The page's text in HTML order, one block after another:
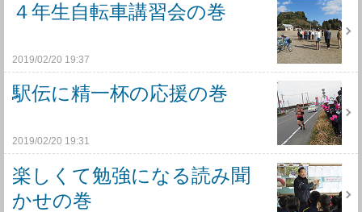
４年生自転車講習会の巻
2019/02/20 19:37
駅伝に精一杯の応援の巻
2019/02/20 19:31
楽しくて勉強になる読み聞
かせの巻